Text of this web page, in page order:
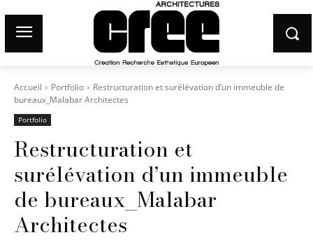
Accueil Portfolio
Restructuration et surélévation d’un immeuble de
bureaux_Malabar Architectes
Portfolio
Restructuration et
surélévation d’un immeuble
de bureaux_Malabar
Architectes